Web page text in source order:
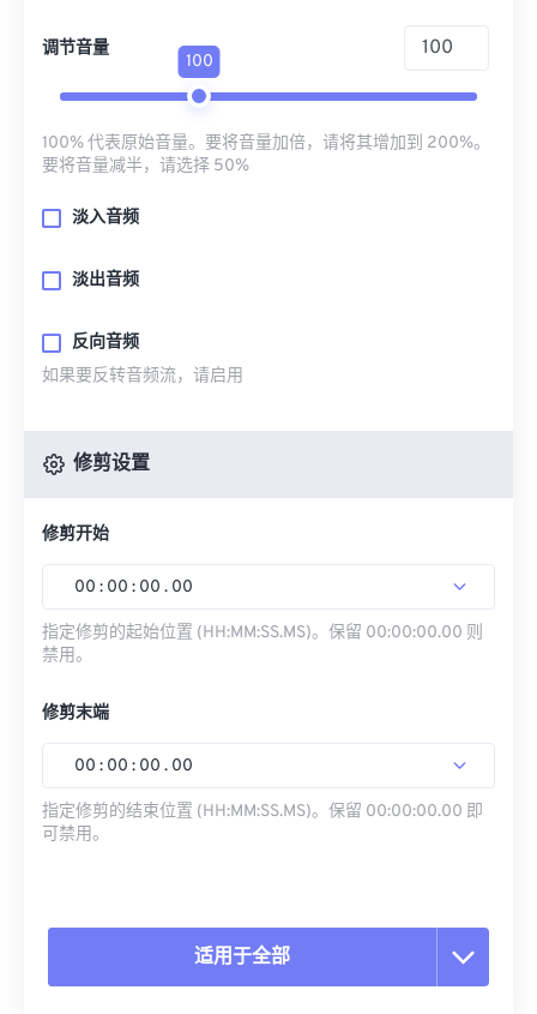
调节音量
100
100% 代表原始音量。要将音量加倍，请将其增加到 200%。
要将音量减半，请选择 50%
淡入音频
淡出音频
反向音频
如果要反转音频流，请启用
修剪设置
修剪开始
00 : 00 : 00 . 00
指定修剪的起始位置 (HH:MM:SS.MS)。保留 00:00:00.00 则
禁用。
修剪末端
00 : 00 : 00 . 00
指定修剪的结束位置 (HH:MM:SS.MS)。保留 00:00:00.00 即
可禁用。
适用于全部